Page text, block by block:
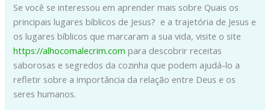
Se você se interessou em aprender mais sobre Quais os
principais lugares bíblicos de Jesus? e a trajetória de Jesus e
os lugares bíblicos que marcaram a sua vida, visite o site
https://alhocomalecrim.com para descobrir receitas
saborosas e segredos da cozinha que podem ajudá-lo a
refletir sobre a importância da relação entre Deus e os
seres humanos.